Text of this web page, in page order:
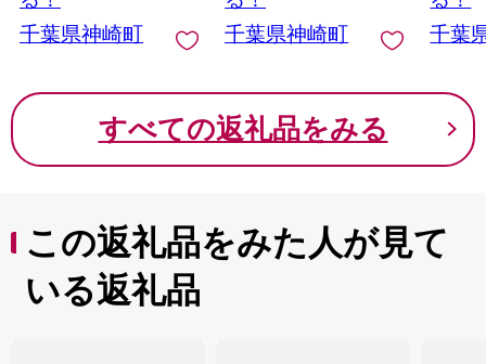
千葉県神崎町
千葉県神崎町
ト に
げん
千葉
すべての返礼品をみる
この返礼品をみた人が見て
いる返礼品